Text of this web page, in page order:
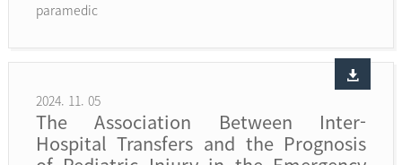
paramedic
2024. 11. 05
The Association Between Inter-
Hospital Transfers and the Prognosis